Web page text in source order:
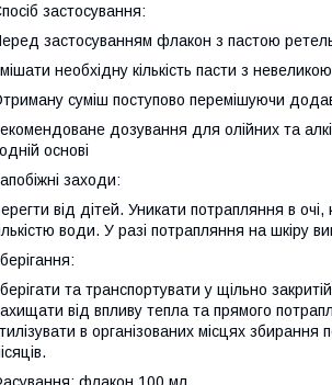
застосування:
застосуванням флакон з пастою
необхідну кількість пасти з
суміш поступово перемішуючи
дозування для олійних та
основі
заходи:
від дітей. Уникати потрапляння в
води. У разі потрапляння на шкіру
та транспортувати у щільно
від впливу тепла та прямого
в організованих місцях збирання
флакон 100 мл.